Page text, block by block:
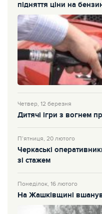
підняття ціни на
Четвер, 12 березня
Дитячі ігри з вогнем
П’ятниця, 20 лютого
Черкаські
зі стажем
Понеділок, 16 лютого
На Жашківщині